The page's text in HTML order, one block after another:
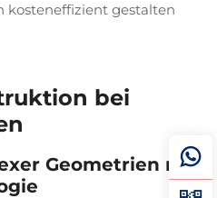
kosteneffizient gestalten
bei
Geometrien mit